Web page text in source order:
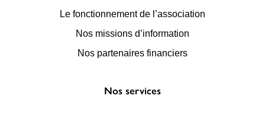
Le fonctionnement de l’association
Nos missions d’information
Nos partenaires financiers
Nos services